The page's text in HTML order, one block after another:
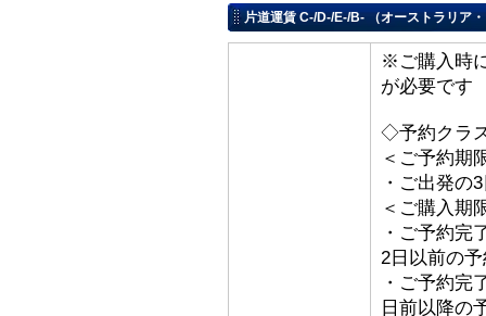
片道運賃 C-/D-/E-/B- （オーストラリア
※ご購入時
が必要です
◇予約クラ
＜ご予約期
・ご出発の
＜ご購入期
・ご予約完
2日以前の
・ご予約完
日前以降の